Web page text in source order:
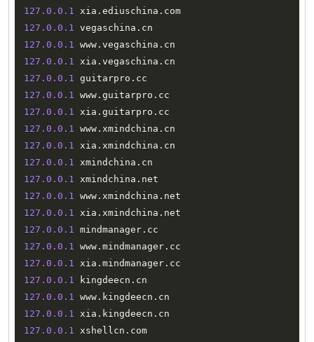
127.0 .0 .1 xia . ediuschina .
127.0 .0 .1 vegaschina .
127.0 .0 .1 www . vegaschina .
127.0 .0 .1 xia . vegaschina .
127.0 .0 .1 guitarpro .
127.0 .0 .1 www . guitarpro .
127.0 .0 .1 xia . guitarpro .
127.0 .0 .1 www . xmindchina .
127.0 .0 .1 xia . xmindchina .
127.0 .0 .1 xmindchina .
127.0 .0 .1 xmindchina .
127.0 .0 .1 www . xmindchina .
127.0 .0 .1 xia . xmindchina .
127.0 .0 .1 mindmanager .
127.0 .0 .1 www . mindmanager .
127.0 .0 .1 xia . mindmanager .
127.0 .0 .1 kingdeecn .
127.0 .0 .1 www . kingdeecn .
127.0 .0 .1 xia . kingdeecn .
127.0 .0 .1 xshellcn .